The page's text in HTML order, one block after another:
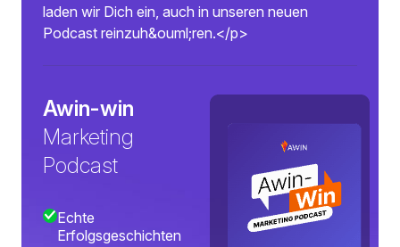
laden wir Dich ein, auch in unseren neuen
Podcast reinzuh&ouml;ren.</p>
Awin-win
Marketing
Podcast
Echte
Erfolgsgeschichten